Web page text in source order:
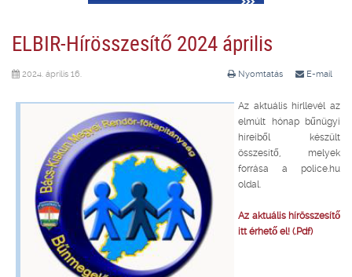
ELBIR-Hírösszesítő 2024 április
Nyomtatás E-mail
2024. április 16.
Az aktuális hírllevél az
elmúlt hónap bűnügyi
híreiből készült
összesítő, melyek
forrása a police.hu
oldal.
Az aktuális hírösszesítő
itt érhető el! (.Pdf)